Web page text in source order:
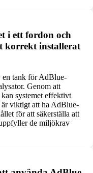
i ett fordon och
korrekt installerat
en tank för AdBlue-
Genom att
systemet effektivt
viktigt att ha AdBlue-
för att säkerställa att
de miljökrav